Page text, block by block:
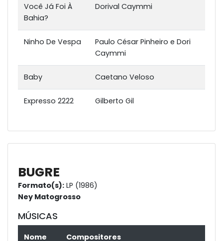
Você Já Foi À
Bahia?
Dorival Caymmi
Ninho De Vespa
Paulo César Pinheiro e Dori
Caymmi
Baby Caetano Veloso
Expresso 2222 Gilberto Gil
BUGRE
Formato(s): LP (1986)
Ney Matogrosso
MÚSICAS
Nome Compositores